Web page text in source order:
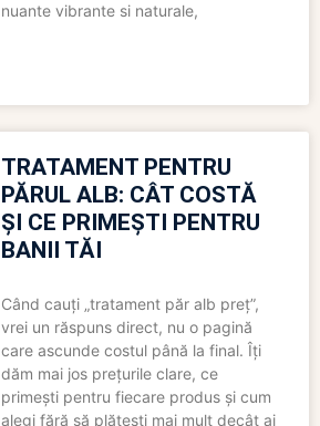
nuante vibrante si naturale,
TRATAMENT PENTRU
PĂRUL ALB: CÂT COSTĂ
ȘI CE PRIMEȘTI PENTRU
BANII TĂI
Când cauți „tratament păr alb preț”,
vrei un răspuns direct, nu o pagină
care ascunde costul până la final. Îți
dăm mai jos prețurile clare, ce
primești pentru fiecare produs și cum
alegi fără să plătești mai mult decât ai